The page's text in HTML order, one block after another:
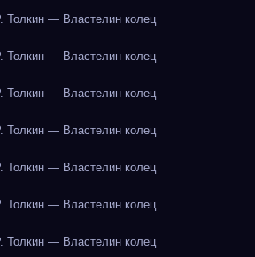
Толкин — Властелин колец
Толкин — Властелин колец
Толкин — Властелин колец
Толкин — Властелин колец
Толкин — Властелин колец
Толкин — Властелин колец
Толкин — Властелин колец